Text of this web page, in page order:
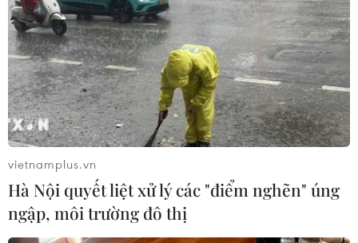
vietnamplus.vn
Hà Nội quyết liệt xử lý các "điểm nghẽn" úng
ngập, môi trường đô thị